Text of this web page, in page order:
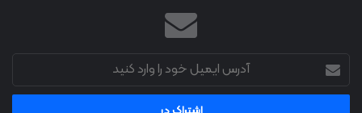
آدرس
ایمیل
خود